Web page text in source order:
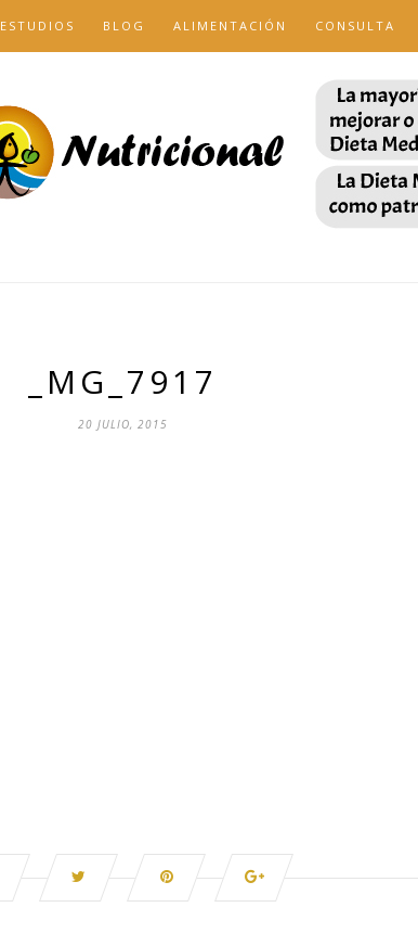
ESTUDIOS BLOG ALIMENTACIÓN CONSULTA
_MG_7917
20 JULIO, 2015